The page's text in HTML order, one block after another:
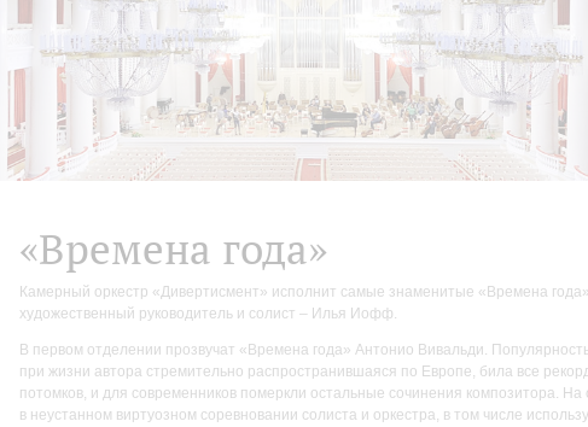
«Времена года»
Камерный оркестр «Дивертисмент» исполнит самые знаменитые «Времена
художественный руководитель и солист – Илья Иофф.
В первом отделении прозвучат «Времена года» Антонио Вивальди.
при жизни автора стремительно распространившаяся по Европе, била все
потомков, и для современников померкли остальные сочинения композитора. На
в неустанном виртуозном соревновании солиста и оркестра, в том числе